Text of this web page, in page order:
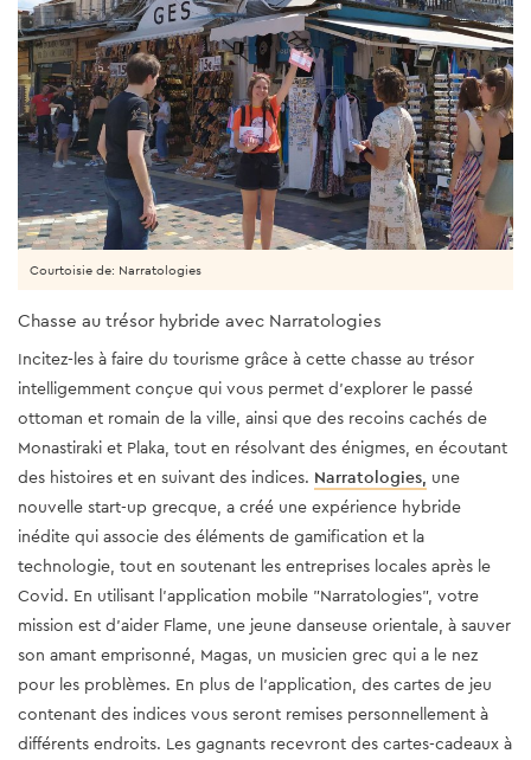
Courtoisie de: Narratologies
Chasse au trésor hybride avec Narratologies
Incitez-les à faire du tourisme grâce à cette chasse au trésor
intelligemment conçue qui vous permet d'explorer le passé
ottoman et romain de la ville, ainsi que des recoins cachés de
Monastiraki et Plaka, tout en résolvant des énigmes, en écoutant
des histoires et en suivant des indices. Narratologies, une
nouvelle start-up grecque, a créé une expérience hybride
inédite qui associe des éléments de gamification et la
technologie, tout en soutenant les entreprises locales après le
Covid. En utilisant l'application mobile "Narratologies", votre
mission est d'aider Flame, une jeune danseuse orientale, à sauver
son amant emprisonné, Magas, un musicien grec qui a le nez
pour les problèmes. En plus de l'application, des cartes de jeu
contenant des indices vous seront remises personnellement à
différents endroits. Les gagnants recevront des cartes-cadeaux à